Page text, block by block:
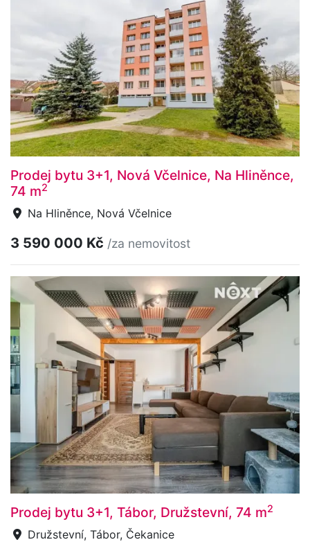
Prodej bytu 3+1, Nová Včelnice, Na Hliněnce,
74 m2
Na Hliněnce, Nová Včelnice
3 590 000 Kč /za nemovitost
Prodej bytu 3+1, Tábor, Družstevní, 74 m2
Družstevní, Tábor, Čekanice